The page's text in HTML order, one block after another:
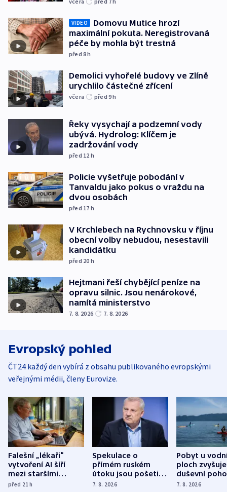
VIDEO
Domovu Mutice hrozí
maximální pokuta. Neregistrovaná
péče by mohla být trestná
před 8h
Demolici vyhořelé budovy ve Zlíně
urychlilo částečné zřícení
včera před 9h
Řeky vysychají a podzemní vody
ubývá. Hydrolog: Klíčem je
zadržování vody
před 12 h
Policie vyšetřuje pobodání v
Tanvaldu jako pokus o vraždu na
dvou osobách
před 17 h
V Krchlebech na Rychnovsku v říjnu
obecní volby nebudou, nesestavili
kandidátku
před 20 h
Hejtmani řeší chybějící peníze na
opravu silnic. Jsou nenárokové,
namítá ministerstvo
7. 8. 2026 7. 8. 2026
Evropský pohled
ČT24 každý den vybírá z obsahu publikovaného evropskými
veřejnými médii, členy Eurovize.
Falešní „lékaři“
vytvoření AI šíří
mezi staršími
Poláky nebezpečné
před 21h
Spekulace o
přímém ruském
útoku jsou pošetilé,
míní estonský
7. 8. 2026
Pobyt u
ploch zvyšuje
duševní
ukázala
7. 8. 2026